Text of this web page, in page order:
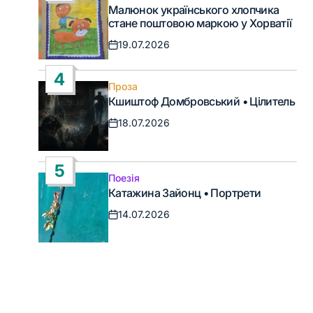
уМалюнок українського хлопчика
стане поштовою маркою у Хорватії
Дата
19.07.2026
4
Опублікувати
у
Проза
Кшиштоф Домбровський • Цілитель
Дата
запису
18.07.2026
5
Опублікувати
у
Поезія
Катажина Зайонц • Портрети
Дата
14.07.2026